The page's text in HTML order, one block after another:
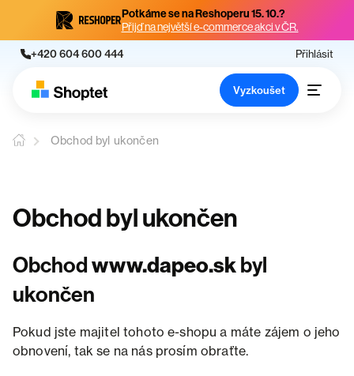
Potkáme se na Reshoperu 15. 10.?
Přijď na největší e-commerce akci v ČR.
+420 604 600 444 Přihlásit
Vyzkoušet
Obchod byl ukončen
Obchod byl ukončen
Obchodwww.dapeo.skbyl
ukončen
Pokud jste majitel tohoto e-shopu a máte zájem o jeho
obnovení, tak se na nás prosím obraťte.